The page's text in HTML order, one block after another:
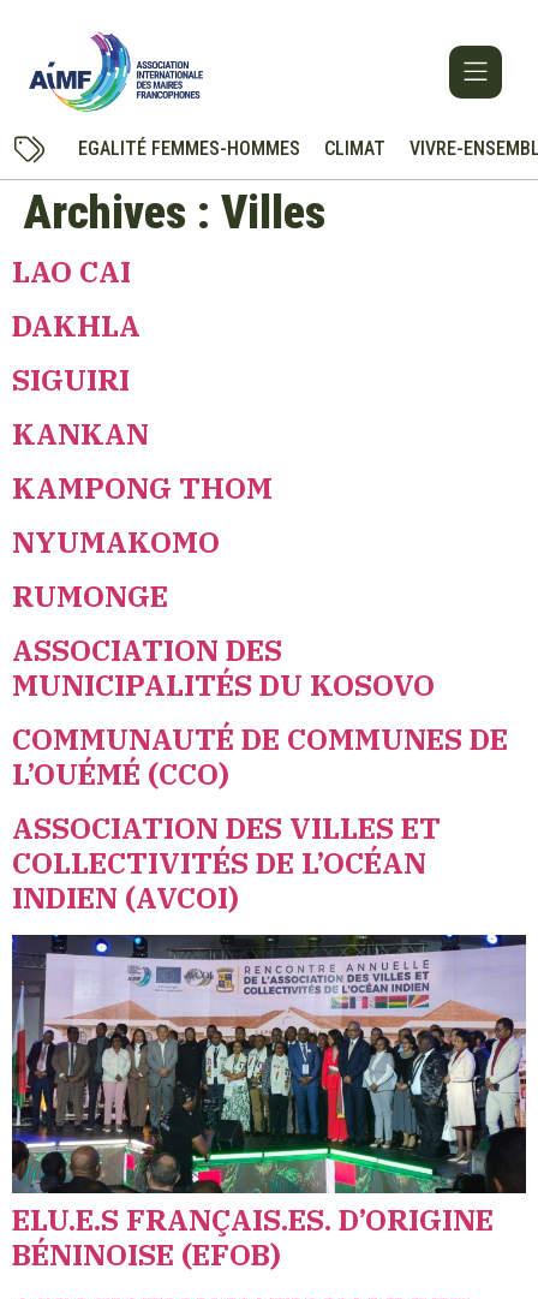
EGALITÉ FEMMES-HOMMES CLIMAT VIVRE-
Archives : Villes
LAO CAI
DAKHLA
SIGUIRI
KANKAN
KAMPONG THOM
NYUMAKOMO
RUMONGE
ASSOCIATION DES
MUNICIPALITÉS DU KOSOVO
COMMUNAUTÉ DE COMMUNES DE
L’OUÉMÉ (CCO)
ASSOCIATION DES VILLES ET
COLLECTIVITÉS DE L’OCÉAN
INDIEN (AVCOI)
ELU.E.S FRANÇAIS.ES. D’ORIGINE
BÉNINOISE (EFOB)